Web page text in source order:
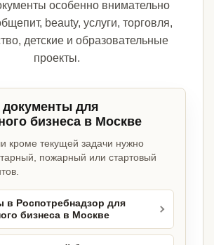
особенно внимательно
beauty, услуги, торговля,
детские и образовательные
проекты.
для
бизнеса в Москве
кроме текущей задачи нужно
пожарный или стартовый
в Роспотребнадзор для
бизнеса в Москве